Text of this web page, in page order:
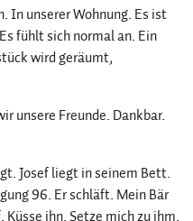
In unserer Wohnung. Es ist
fühlt sich normal an. Ein
wird geräumt,
unsere Freunde. Dankbar.
Josef liegt in seinem Bett.
96. Er schläft. Mein Bär
ihn. Setze mich zu ihm.